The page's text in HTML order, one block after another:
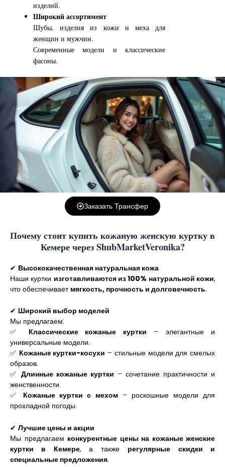
изделий.
Широкий ассортимент
Шубы, изделия из кожи и меха для
женщин и мужчин.
Современные модели и классические
фасоны.
Заказать Трансфер
Почему стоит купить кожаную женскую куртку в
Кемере через ShubMarketVeronika?
✔ Высококачественная натуральная кожа
Наши куртки изготавливаются из 100% натуральной кожи,
что обеспечивает мягкость, прочность и долговечность.
✔ Широкий выбор моделей
Мы предлагаем:
✅ Классические кожаные куртки – элегантные и
универсальные модели.
✅ Кожаные куртки-косухи – стильные модели для смелых
образов.
✅ Длинные кожаные куртки – сочетание практичности и
женственности.
✅ Кожаные куртки с мехом– роскошные модели для
прохладной погоды.
✔ Лучшие цены и акции
Мы предлагаем конкурентные цены на кожаные женские
куртки в Кемере, а также регулярные скидки и
специальные предложения.